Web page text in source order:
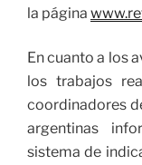
la página
En cuanto a los
los trabajos
coordinadores
argentinas
sistema de